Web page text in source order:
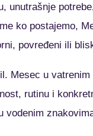
unutrašnje
ko postajemo,
povređeni ili
Mesec u
rutinu i
vodenim